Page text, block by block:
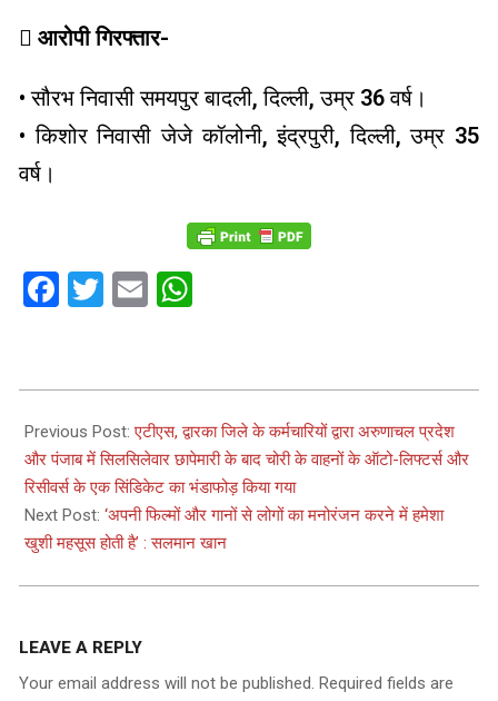
 आरोपी गिरफ्तार-
• सौरभ निवासी समयपुर बादली, दिल्ली, उम्र 36 वर्ष।
• किशोर निवासी जेजे कॉलोनी, इंद्रपुरी, दिल्ली, उम्र 35
वर्ष।
Facebook
Twitter
Email
10-
25
Previous Post:एटीएस, द्वारका जिले के कर्मचारियों द्वारा अरुणाचल प्रदेश
और पंजाब में सिलसिलेवार छापेमारी के बाद चोरी के वाहनों के ऑटो-लिफ्टर्स और
रिसीवर्स के एक सिंडिकेट का भंडाफोड़ किया गया
Next Post: ‘अपनी फिल्मों और गानों से लोगों का मनोरंजन करने में हमेशा
खुशी महसूस होती है’ : सलमान खान
LEAVE A REPLY
Your email address will not be published. Required fields are